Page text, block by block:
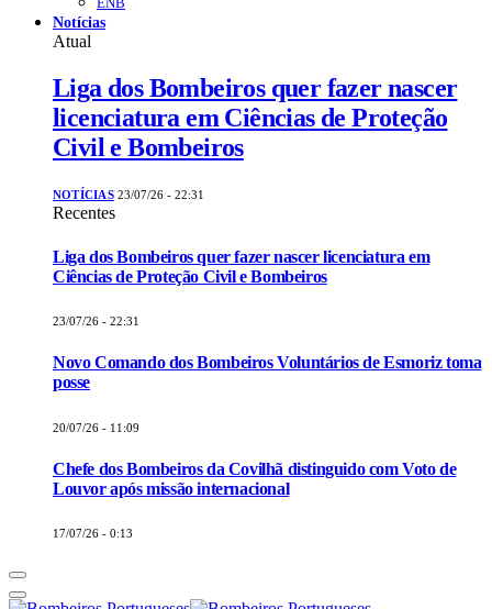
Notícias
Atual
Liga dos Bombeiros quer fazer nascer
licenciatura em Ciências de Proteção
Civil e Bombeiros
NOTÍCIAS 23/07/26 - 22:31
Recentes
Liga dos Bombeiros quer fazer nascer licenciatura em
Ciências de Proteção Civil e Bombeiros
23/07/26 - 22:31
Novo Comando dos Bombeiros Voluntários de Esmoriz toma
posse
20/07/26 - 11:09
Chefe dos Bombeiros da Covilhã distinguido com Voto de
Louvor após missão internacional
17/07/26 - 0:13